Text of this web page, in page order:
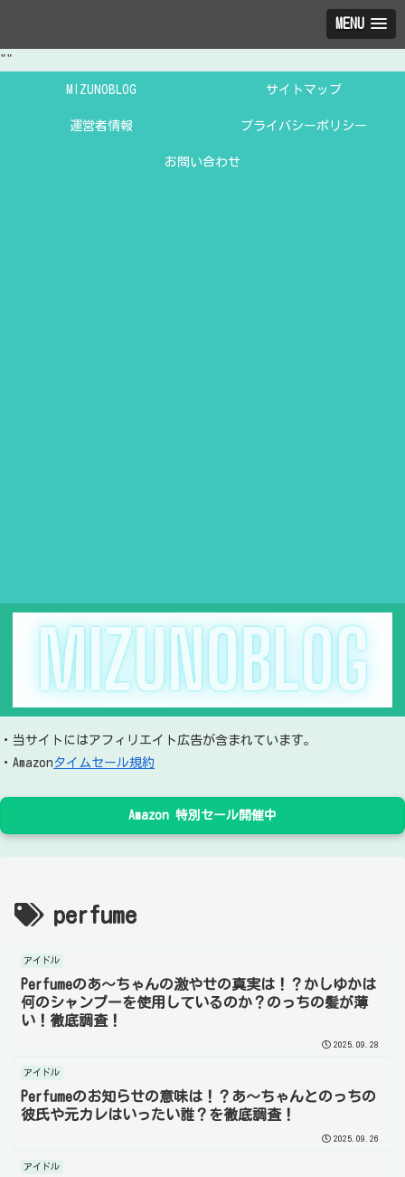
MENU
""
MIZUNOBLOG サイトマップ
運営者情報 プライバシーポリシー
お問い合わせ
・当サイトにはアフィリエイト広告が含まれています。
・Amazonタイムセール規約
Amazon 特別セール開催中
perfume
アイドル
Perfumeのあ～ちゃんの激やせの真実は！？かしゆかは
何のシャンプーを使用しているのか？のっちの髪が薄
い！徹底調査！
2025.09.28
アイドル
Perfumeのお知らせの意味は！？あ～ちゃんとのっちの
彼氏や元カレはいったい誰？を徹底調査！
2025.09.26
アイドル